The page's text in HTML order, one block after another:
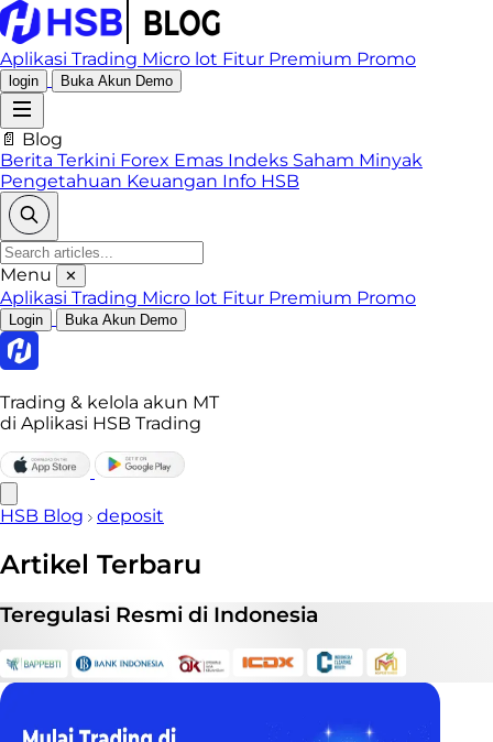
Aplikasi Trading Micro lot Fitur Premium Promo
login Buka Akun Demo
📄 Blog
Berita Terkini Forex Emas Indeks Saham Minyak
Pengetahuan Keuangan Info HSB
Menu ✕
Aplikasi Trading Micro lot Fitur Premium Promo
Login Buka Akun Demo
Trading & kelola akun MT
di Aplikasi HSB Trading
HSB Blog deposit
Artikel Terbaru
Teregulasi Resmi di Indonesia